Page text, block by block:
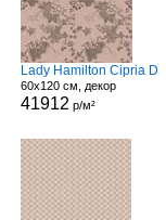
Lady Hamilton Cipria D
60x120 см, декор
41912 р/м²